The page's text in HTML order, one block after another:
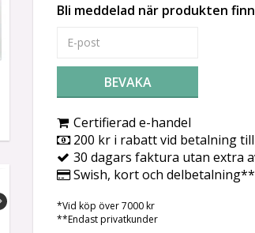
Bli meddelad när produkten
BEVAKA
Certifierad e-handel
200 kr i rabatt vid betalning
30 dagars faktura utan extra
Swish, kort och delbetalning**
*Vid köp över 7000 kr
**Endast privatkunder